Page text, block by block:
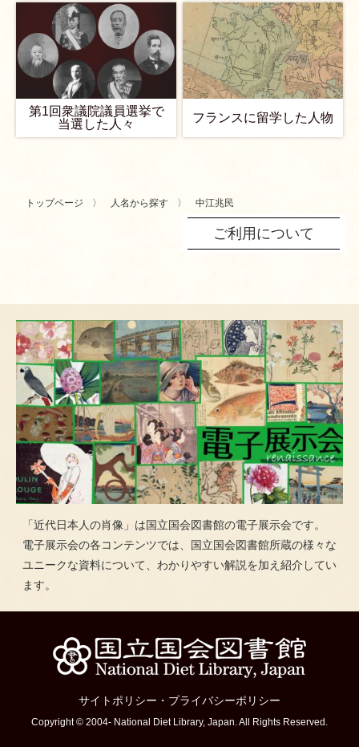
第1回衆議院議員選挙で
当選した人々
フランスに留学した人物
トップページ 人名から探す 中江兆民
ご利用について
「近代日本人の肖像」は国立国会図書館の電子展示会です。
電子展示会の各コンテンツでは、国立国会図書館所蔵の様々な
ユニークな資料について、わかりやすい解説を加え紹介してい
ます。
サイトポリシー ・ プライバシーポリシー
Copyright © 2004- National Diet Library, Japan. All Rights Reserved.